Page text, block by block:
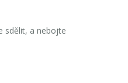
sdělit, a nebojte